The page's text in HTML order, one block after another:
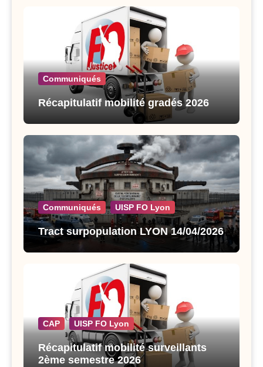
Communiqués
Récapitulatif mobilité gradés 2026
Communiqués UISP FO Lyon
Tract surpopulation LYON 14/04/2026
CAP UISP FO Lyon
Récapitulatif mobilité surveillants
2ème semestre 2026